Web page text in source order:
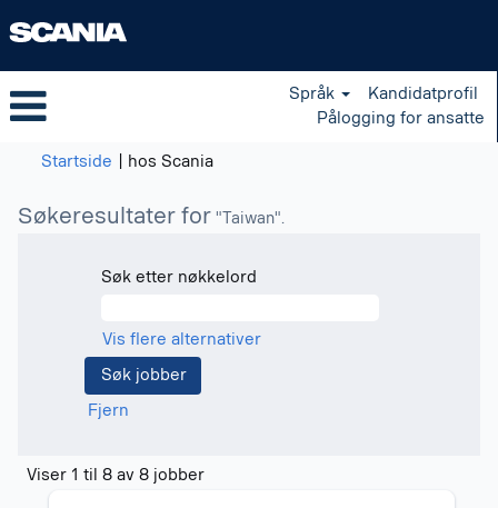
Språk
Kandidatprofil
Pålogging for ansatte
Startside hos Scania(gjeldende
Søkeresultater for "Taiwan".
Søk etter nøkkelord
Vis flere alternativer
Fjern
Viser 1 til 8 av 8 jobberSøkeresultater